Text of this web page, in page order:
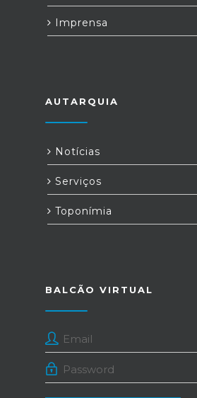
Imprensa
AUTARQUIA
Notícias
Serviços
Toponímia
BALCÃO VIRTUAL